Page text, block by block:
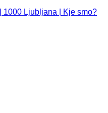
1000 Ljubljana | Kje smo?